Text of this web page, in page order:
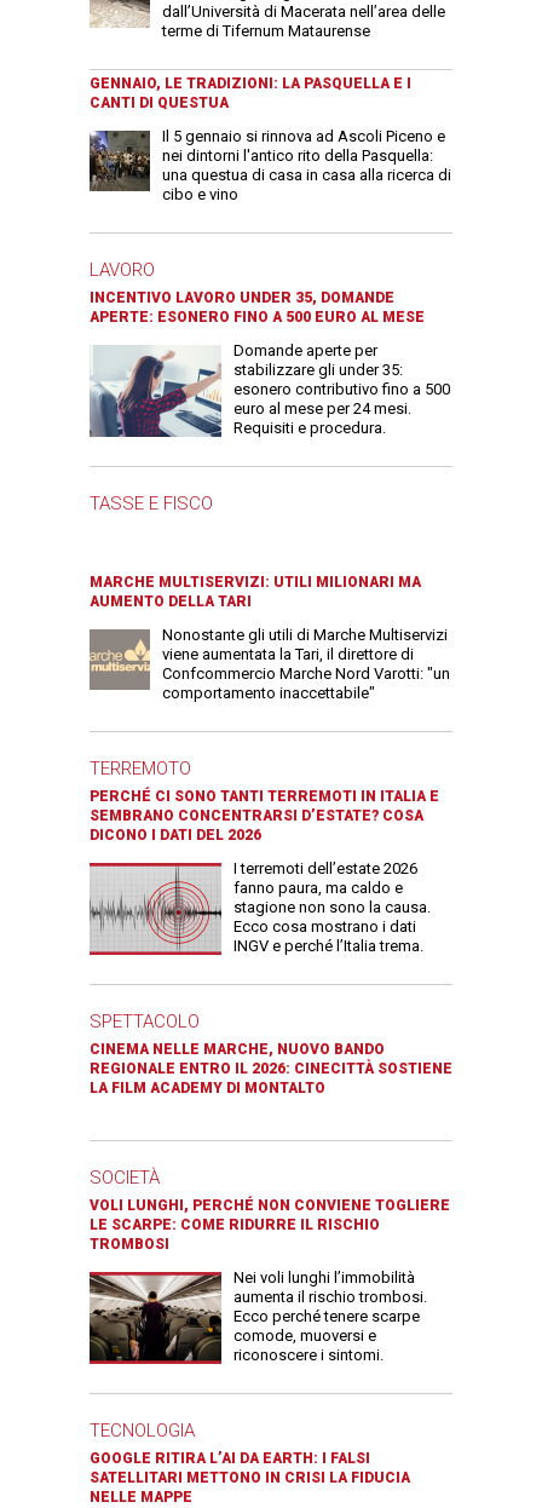
dall’Università di Macerata nell’area delle
terme di Tifernum Mataurense
GENNAIO, LE TRADIZIONI: LA PASQUELLA E I
CANTI DI QUESTUA
Il 5 gennaio si rinnova ad Ascoli Piceno e
nei dintorni l'antico rito della Pasquella:
una questua di casa in casa alla ricerca di
cibo e vino
LAVORO
INCENTIVO LAVORO UNDER 35, DOMANDE
APERTE: ESONERO FINO A 500 EURO AL MESE
Domande aperte per
stabilizzare gli under 35:
esonero contributivo fino a 500
euro al mese per 24 mesi.
Requisiti e procedura.
TASSE E FISCO
MARCHE MULTISERVIZI: UTILI MILIONARI MA
AUMENTO DELLA TARI
Nonostante gli utili di Marche Multiservizi
viene aumentata la Tari, il direttore di
Confcommercio Marche Nord Varotti: "un
comportamento inaccettabile"
TERREMOTO
PERCHÉ CI SONO TANTI TERREMOTI IN ITALIA E
SEMBRANO CONCENTRARSI D’ESTATE? COSA
DICONO I DATI DEL 2026
I terremoti dell’estate 2026
fanno paura, ma caldo e
stagione non sono la causa.
Ecco cosa mostrano i dati
INGV e perché l’Italia trema.
SPETTACOLO
CINEMA NELLE MARCHE, NUOVO BANDO
REGIONALE ENTRO IL 2026: CINECITTÀ SOSTIENE
LA FILM ACADEMY DI MONTALTO
SOCIETÀ
VOLI LUNGHI, PERCHÉ NON CONVIENE TOGLIERE
LE SCARPE: COME RIDURRE IL RISCHIO
TROMBOSI
Nei voli lunghi l’immobilità
aumenta il rischio trombosi.
Ecco perché tenere scarpe
comode, muoversi e
riconoscere i sintomi.
TECNOLOGIA
GOOGLE RITIRA L’AI DA EARTH: I FALSI
SATELLITARI METTONO IN CRISI LA FIDUCIA
NELLE MAPPE